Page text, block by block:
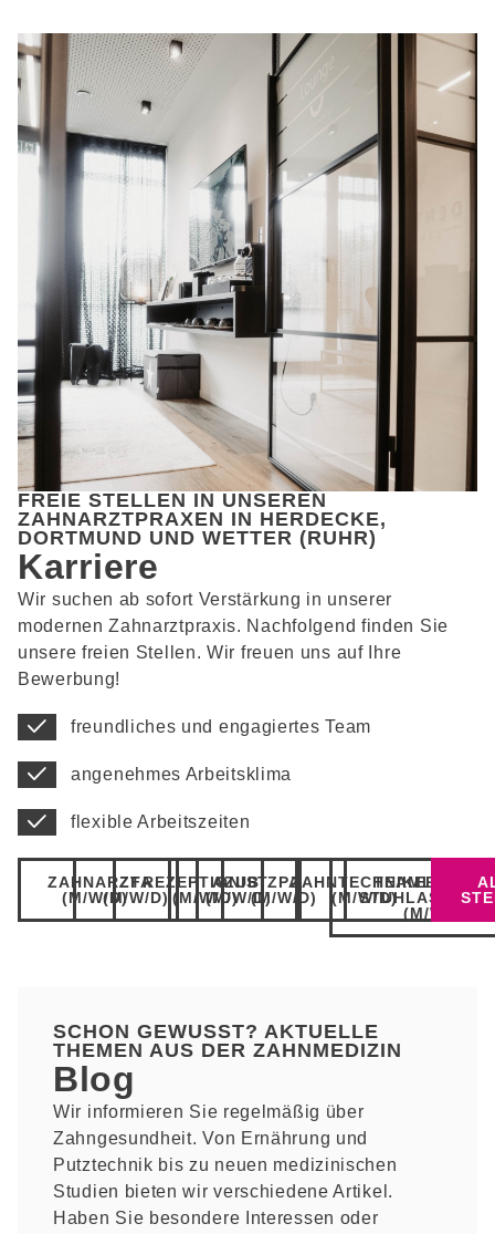
FREIE STELLEN IN UNSEREN
ZAHNARZTPRAXEN IN HERDECKE,
DORTMUND UND WETTER (RUHR)
Karriere
Wir suchen ab sofort Verstärkung in unserer
modernen Zahnarztpraxis. Nachfolgend finden Sie
unsere freien Stellen. Wir freuen uns auf Ihre
Bewerbung!
freundliches und engagiertes Team
angenehmes Arbeitsklima
flexible Arbeitszeiten
ZAHNARZT
(M/W/D)
ZFA
(M/W/D)
REZEPTIONIST
(M/W/D)
AZUBI
(M/W/D)
ZPA
(M/W/D)
ZAHNTECHNIKER
(M/W/D)
(M/W/D)
SCHON GEWUSST? AKTUELLE
THEMEN AUS DER ZAHNMEDIZIN
Blog
Wir informieren Sie regelmäßig über
Zahngesundheit. Von Ernährung und
Putztechnik bis zu neuen medizinischen
Studien bieten wir verschiedene Artikel.
Haben Sie besondere Interessen oder